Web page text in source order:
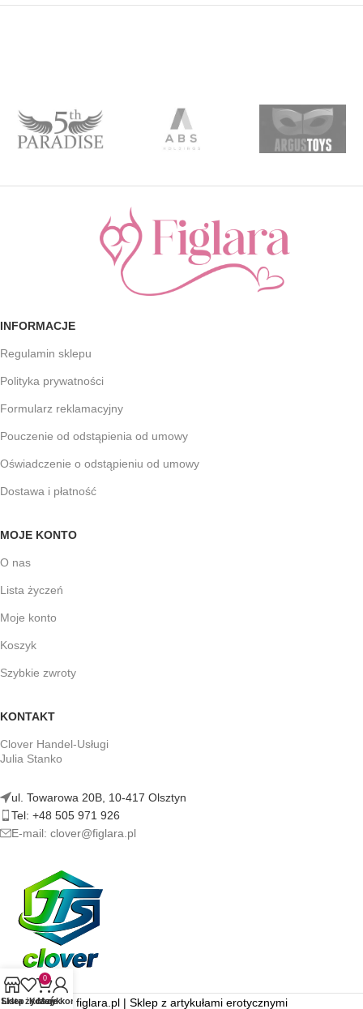
INFORMACJE
Regulamin sklepu
Polityka prywatności
Formularz reklamacyjny
Pouczenie od odstąpienia od umowy
Oświadczenie o odstąpieniu od umowy
Dostawa i płatność
MOJE KONTO
O nas
Lista życzeń
Moje konto
Koszyk
Szybkie zwroty
KONTAKT
Clover Handel-Usługi
Julia Stanko
ul. Towarowa 20B, 10-417 Olsztyn
Tel: +48 505 971 926
E-mail: clover@figlara.pl
figlara.pl | Sklep z artykułami erotycznymi
Sklep
Lista życzeń
0
Koszyk
Moje konto